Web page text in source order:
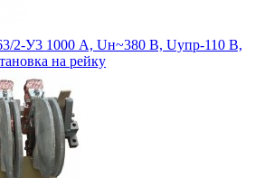
2-У3 1000 А, Uн~380 В, Uупр-110 В,
на рейку